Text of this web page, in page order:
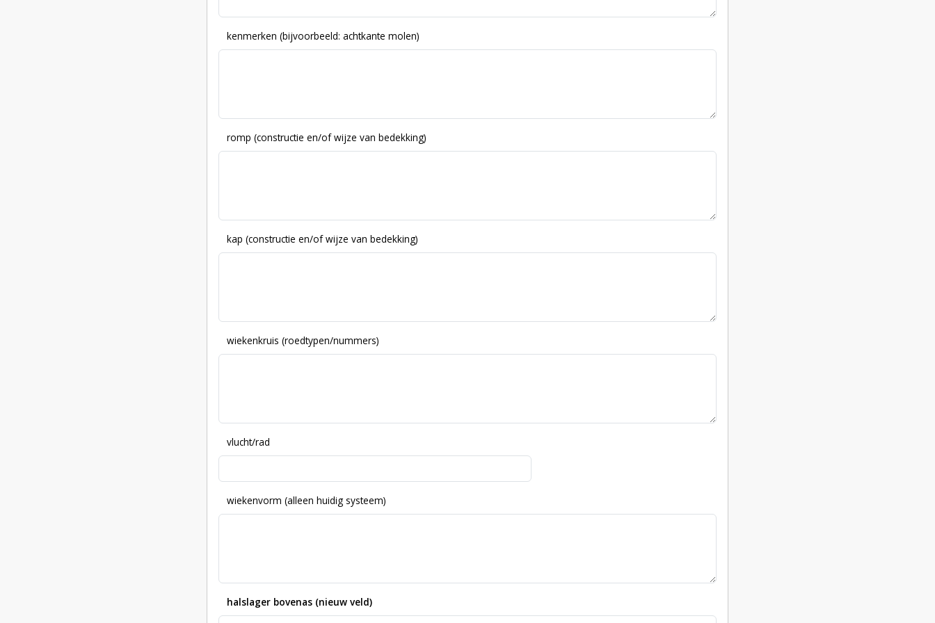
kenmerken (bijvoorbeeld: achtkante molen)
romp (constructie en/of wijze van bedekking)
kap (constructie en/of wijze van bedekking)
wiekenkruis (roedtypen/nummers)
vlucht/rad
wiekenvorm (alleen huidig systeem)
halslager bovenas (nieuw veld)